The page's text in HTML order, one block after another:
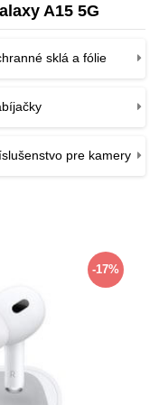
A15 5G
sklá a fólie
pre kamery
-17%